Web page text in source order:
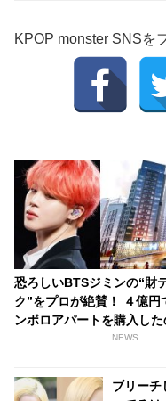
KPOP monster SNSを
恐ろしいBTSジミンの“財
ク”をプロが絶賛！ ４億円
ンボロアパートを購入した
はワケがあった！ 未来は『
るってホント？
NEWS
ブリーチ